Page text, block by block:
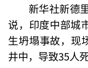
新华社新德
说，印度中部城
生坍塌事故，现
井中，导致35人